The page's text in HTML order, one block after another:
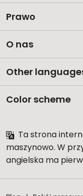
Prawo
O nas
Other
Color scheme
Ta strona
maszynowo. W
angielska ma